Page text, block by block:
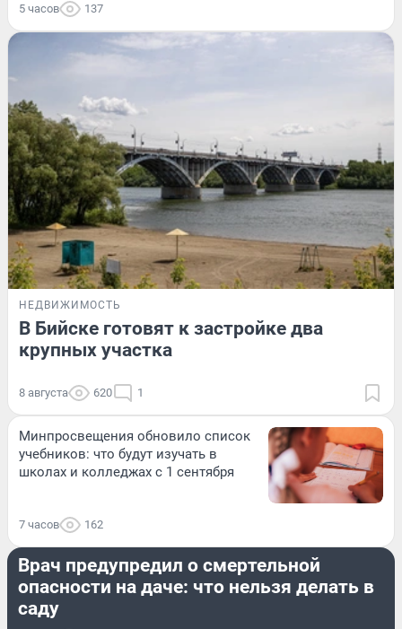
5 часов 137
НЕДВИЖИМОСТЬ
В Бийске готовят к застройке два
крупных участка
8 августа 620 1
Минпросвещения обновило список
учебников: что будут изучать в
школах и колледжах с 1 сентября
7 часов 162
ЗДОРОВЬЕ
Врач предупредил о смертельной
опасности на даче: что нельзя делать в
саду